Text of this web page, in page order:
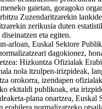
gaietan, goragoko
Zuzendaritzarekin
zerikusia duten
eta egiten.
arloan, Euskal Sektore
dagokionez,
Hizkuntza Ofizialak
nola itzulpen-irizpideak,
orokorra, izendapen
ekitaldi publikoak, eta
plana onartzea, Euskal
erabilera normalizatzeko